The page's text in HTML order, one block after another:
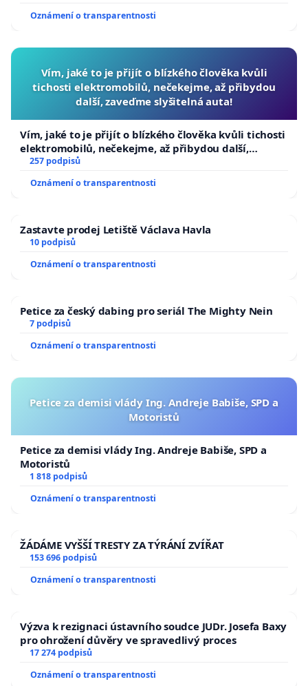
Oznámení o transparentnosti
Vím, jaké to je přijít o blízkého člověka kvůli
tichosti elektromobilů, nečekejme, až přibydou
další, zaveďme slyšitelná auta!
Vím, jaké to je přijít o blízkého člověka kvůli tichosti
elektromobilů, nečekejme, až přibydou další,
zaveďme slyšitelná auta!
257 podpisů
Oznámení o transparentnosti
Zastavte prodej Letiště Václava Havla
10 podpisů
Oznámení o transparentnosti
Petice za český dabing pro seriál The Mighty Nein
7 podpisů
Oznámení o transparentnosti
Petice za demisi vlády Ing. Andreje Babiše, SPD a
Motoristů
Petice za demisi vlády Ing. Andreje Babiše, SPD a
Motoristů
1 818 podpisů
Oznámení o transparentnosti
ŽÁDÁME VYŠŠÍ TRESTY ZA TÝRÁNÍ ZVÍŘAT
153 696 podpisů
Oznámení o transparentnosti
Výzva k rezignaci ústavního soudce JUDr. Josefa Baxy
pro ohrožení důvěry ve spravedlivý proces
17 274 podpisů
Oznámení o transparentnosti